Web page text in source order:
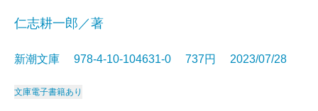
仁志耕一郎／著
新潮文庫 978-4-10-104631-0 737円 2023/07/28
文庫電子書籍あり